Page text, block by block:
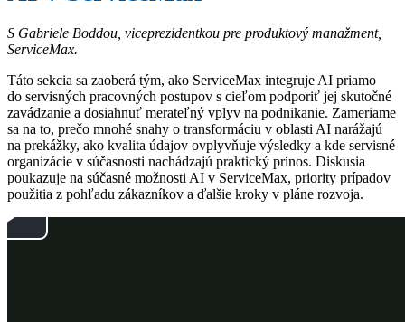
S Gabriele Boddou, viceprezidentkou pre produktový manažment,
ServiceMax.
Táto sekcia sa zaoberá tým, ako ServiceMax integruje AI priamo
do servisných pracovných postupov s cieľom podporiť jej skutočné
zavádzanie a dosiahnuť merateľný vplyv na podnikanie. Zameriame
sa na to, prečo mnohé snahy o transformáciu v oblasti AI narážajú
na prekážky, ako kvalita údajov ovplyvňuje výsledky a kde servisné
organizácie v súčasnosti nachádzajú praktický prínos. Diskusia
poukazuje na súčasné možnosti AI v ServiceMax, priority prípadov
použitia z pohľadu zákazníkov a ďalšie kroky v pláne rozvoja.